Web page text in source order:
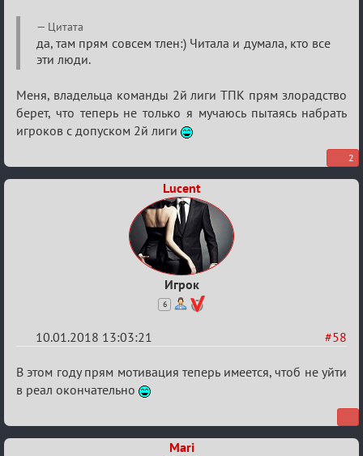
Мафии»
Цитата
да, там прям совсем тлен:) Читала и думала, кто все
эти люди.
Меня, владельца команды 2й лиги ТПК прям злорадство
берет, что теперь не только я мучаюсь пытаясь набрать
игроков с допуском 2й лиги
2
Lucent
Игрок
6
#58
10.01.2018 13:03:21
Re:
Обсуждение
Мафии»
В этом году прям мотивация теперь имеется, чтоб не уйти
в реал окончательно
Mari